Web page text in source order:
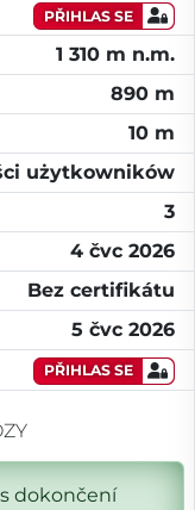
PŘIHLAS SE
1 310 m n.m.
890 m
10 m
użytkowników
3
4 čvc 2026
Bez certifikátu
5 čvc 2026
PŘIHLAS SE
dokončení